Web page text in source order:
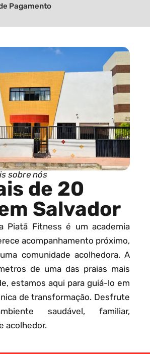
Pagamento
sobre nós
de 20
Salvador
Piatã Fitness é um academia
acompanhamento próximo,
comunidade acolhedora. A
de uma das praias mais
estamos aqui para guiá-lo em
de transformação. Desfrute
saudável, familiar,
acolhedor.